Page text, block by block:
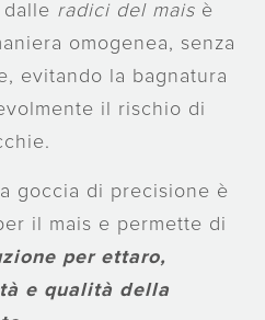
radici del mais è
omogenea, senza
evitando la bagnatura
il rischio di
goccia di precisione è
il mais e permette di
per ettaro,
e qualità della